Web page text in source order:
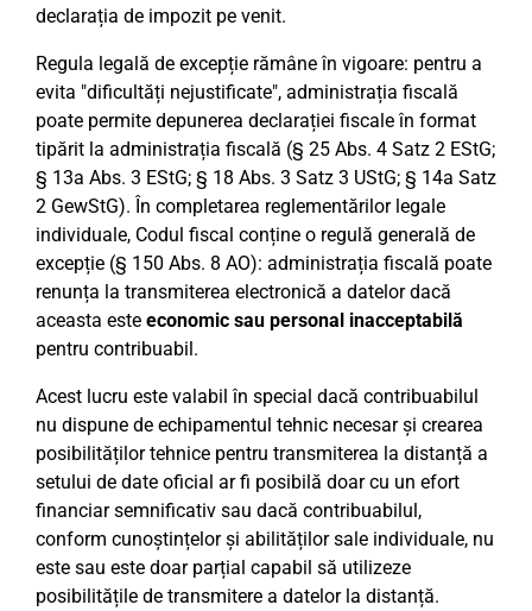
declarația de impozit pe venit.
Regula legală de excepție rămâne în vigoare: pentru a
evita "dificultăți nejustificate", administrația fiscală
poate permite depunerea declarației fiscale în format
tipărit la administrația fiscală (§ 25 Abs. 4 Satz 2 EStG;
§ 13a Abs. 3 EStG; § 18 Abs. 3 Satz 3 UStG; § 14a Satz
2 GewStG). În completarea reglementărilor legale
individuale, Codul fiscal conține o regulă generală de
excepție (§ 150 Abs. 8 AO): administrația fiscală poate
renunța la transmiterea electronică a datelor dacă
aceasta este economic sau personal inacceptabilă
pentru contribuabil.
Acest lucru este valabil în special dacă contribuabilul
nu dispune de echipamentul tehnic necesar și crearea
posibilităților tehnice pentru transmiterea la distanță a
setului de date oficial ar fi posibilă doar cu un efort
financiar semnificativ sau dacă contribuabilul,
conform cunoștințelor și abilităților sale individuale, nu
este sau este doar parțial capabil să utilizeze
posibilitățile de transmitere a datelor la distanță.